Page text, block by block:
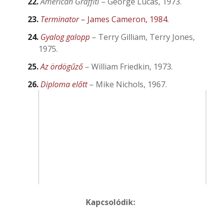
Terminator– James Cameron, 1984.
Gyalog galopp – Terry Gilliam, Terry Jones,
1975.
Az ördögűző – William Friedkin, 1973.
Diploma előtt– Mike Nichols, 1967.
Kapcsolódik: